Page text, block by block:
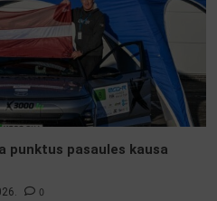
punktus pasaules kausa
0